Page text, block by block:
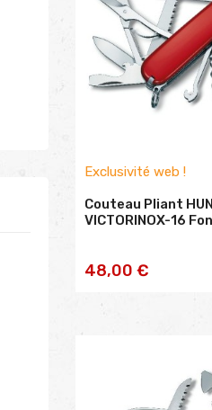
Exclusivité web !
Couteau Pliant
VICTORINOX-16
48,00 €AJOUTER AU